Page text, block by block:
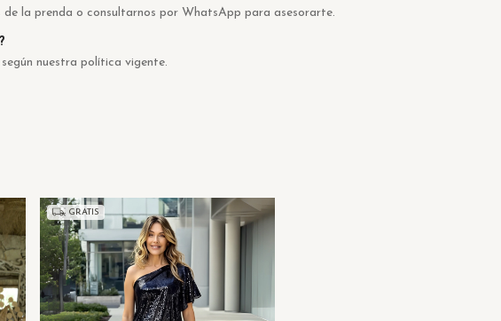
la prenda o consultarnos por WhatsApp para asesorarte.
nuestra política vigente.
GRATIS